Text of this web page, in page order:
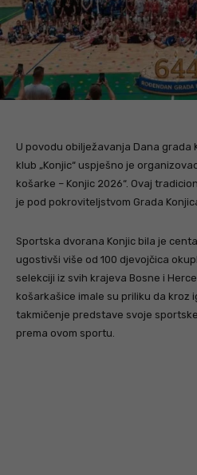
U povodu obilježavanja Dana grada
klub „Konjic“ uspješno je
košarke – Konjic 2026“. Ovaj
je pod pokroviteljstvom Grada
Sportska dvorana Konjic bila je
ugostivši više od 100 djevojčica
selekciji iz svih krajeva Bosne i
košarkašice imale su priliku da kroz
takmičenje predstave svoje
prema ovom sportu.